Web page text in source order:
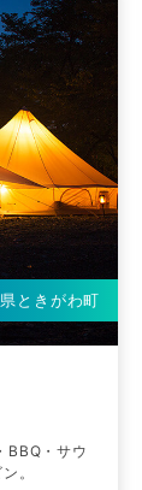
ときがわ町
BBQ・サウ
。